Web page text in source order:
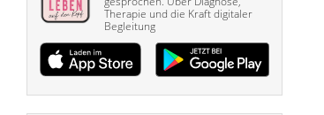
Therapie und die Kraft digitaler
Begleitung